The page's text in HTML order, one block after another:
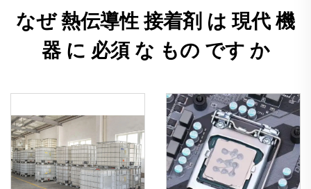
なぜ 熱伝導性 接着剤 は 現代 機
器 に 必須 な もの です か